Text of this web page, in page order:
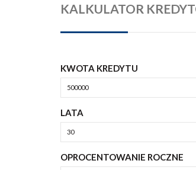
KALKULATOR
KWOTA KREDYTU
LATA
OPROCENTOWANIE ROCZNE